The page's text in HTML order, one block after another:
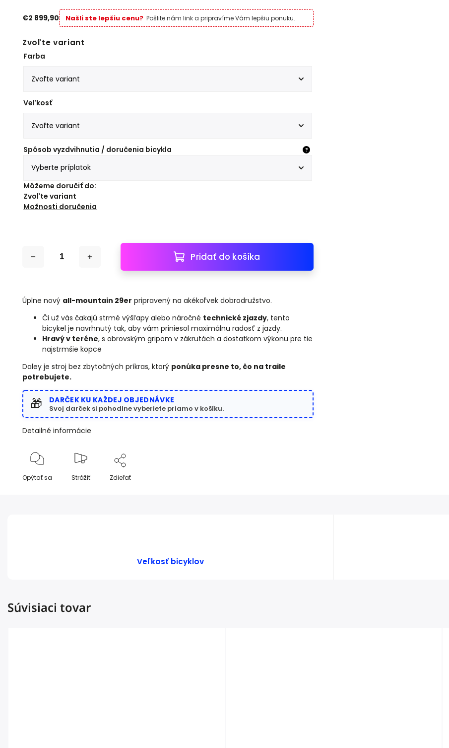
€2 899,90 Našli ste lepšiu cenu? Pošlite nám link a pripravíme Vám lepšiu ponuku.
Zvoľte variant
Farba
Veľkosť
Spôsob vyzdvihnutia / doručenia bicykla ?
Môžeme doručiť do:
Zvoľte variant
Možnosti doručenia
Pridať do košíka
Úplne nový all-mountain 29er pripravený na akékoľvek dobrodružstvo.
Či už vás čakajú strmé výšľapy alebo náročné technické zjazdy, tento
bicykel je navrhnutý tak, aby vám priniesol maximálnu radosť z jazdy.
Hravý v teréne, s obrovským gripom v zákrutách a dostatkom výkonu pre tie
najstrmšie kopce
Daley je stroj bez zbytočných príkras, ktorý ponúka presne to, čo na traile
potrebujete.
🎁 DARČEK KU KAŽDEJ OBJEDNÁVKE
Svoj darček si pohodlne vyberiete priamo v košíku.
Detailné informácie
Opýtať sa Strážiť Zdieľať
Veľkosť bicyklov
Súvisiaci tovar